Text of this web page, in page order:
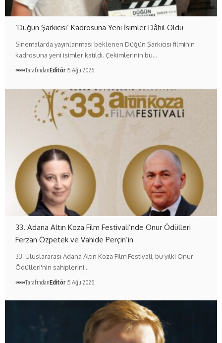
‘Düğün Şarkıcısı’ Kadrosuna Yeni İsimler Dâhil Oldu
Sinemalarda yayınlanması beklenen Düğün Şarkıcısı filminin
kadrosuna yeni isimler katıldı. Çekimlerinin bu…
TarafındanEditör 5 Ağu 2026
33. Adana Altın Koza Film Festivali’nde Onur Ödülleri
Ferzan Özpetek ve Vahide Perçin’in
33. Uluslararası Adana Altın Koza Film Festivali, bu yılki Onur
Ödülleri'nin sahiplerini…
TarafındanEditör 5 Ağu 2026